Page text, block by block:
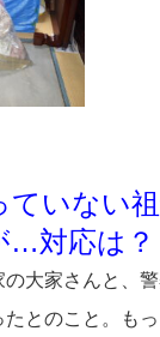
ていない
…対応は？
大家さんと、
たとのこと。も